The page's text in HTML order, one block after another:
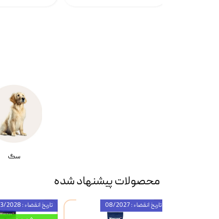
سگ
محصولات پیشنهاد شده
تاریخ انقضاء : 03/2028
تاریخ انقضاء : 08/2027